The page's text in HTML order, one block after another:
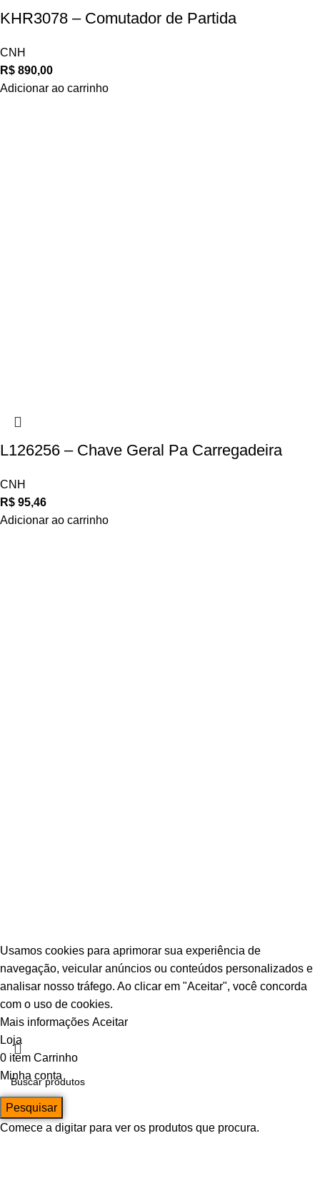
KHR3078 – Comutador de Partida
CNH
R$ 890,00
Adicionar ao carrinho
L126256 – Chave Geral Pa Carregadeira
CNH
R$ 95,46
Adicionar ao carrinho
Usamos cookies para aprimorar sua experiência de
navegação, veicular anúncios ou conteúdos personalizados e
analisar nosso tráfego. Ao clicar em "Aceitar", você concorda
com o uso de cookies.
Mais informações Aceitar
Pesquisar
Comece a digitar para ver os produtos que procura.
Loja
0 item Carrinho
Minha conta